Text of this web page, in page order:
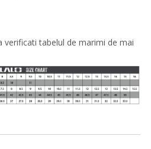
verificati tabelul de marimi de mai